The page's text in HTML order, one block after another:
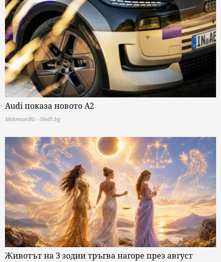
Audi показа новото A2
MelomanBG - Sled5.bg
Животът на 3 зодии тръгва нагоре през август